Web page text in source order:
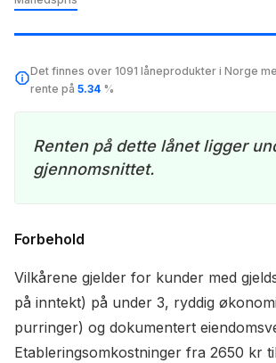
Det finnes over 1091 låneprodukter i Norge
rente på 5.34 %
Renten på dette lånet ligger
gjennomsnittet.
Forbehold
Vilkårene gjelder for kunder med
på inntekt) på under 3, ryddig
purringer) og dokumentert
Etableringsomkostninger fra 2650 kr